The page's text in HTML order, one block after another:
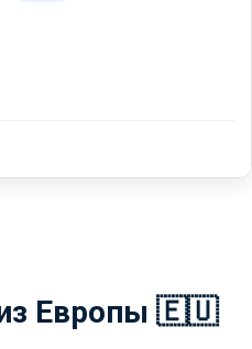
из Европы 🇪🇺